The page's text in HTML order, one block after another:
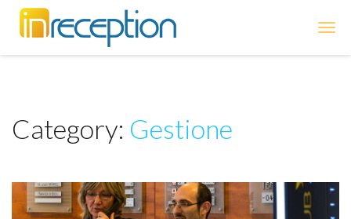
Category: Gestione